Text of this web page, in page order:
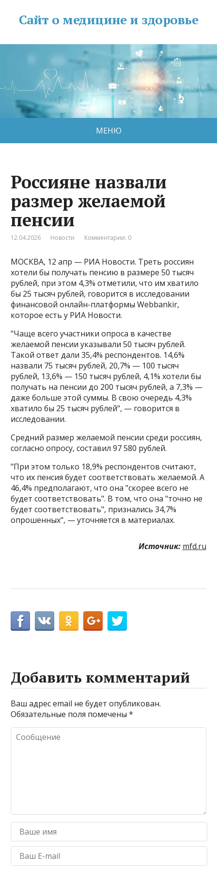
Сайт о медицине и здоровье
МЕНЮ
Россияне назвали
размер желаемой
пенсии
12.04.2026 Новости Комментарии: 0
МОСКВА, 12 апр — РИА Новости. Треть россиян
хотели бы получать пенсию в размере 50 тысяч
рублей, при этом 4,3% отметили, что им хватило
бы 25 тысяч рублей, говорится в исследовании
финансовой онлайн-платформы Webbankir,
которое есть у РИА Новости.
"Чаще всего участники опроса в качестве
желаемой пенсии указывали 50 тысяч рублей​​​.
Такой ответ дали 35,4% респондентов. 14,6%
назвали 75 тысяч рублей, 20,7% — 100 тысяч
рублей, 13,6% — 150 тысяч рублей, 4,1% хотели бы
получать на пенсии до 200 тысяч рублей, а 7,3% —
даже больше этой суммы. В свою очередь 4,3%
хватило бы 25 тысяч рублей", — говорится в
исследовании.
Средний размер желаемой пенсии среди россиян,
согласно опросу, составил 97 580 рублей.
"При этом только 18,9% респондентов считают,
что их пенсия будет соответствовать желаемой. А
46,4% предполагают, что она "скорее всего не
будет соответствовать". В том, что она "точно не
будет соответствовать", признались 34,7%
опрошенных", — уточняется в материалах.
Источник: mfd.ru
Добавить комментарий
Ваш адрес email не будет опубликован.
Обязательные поля помечены*